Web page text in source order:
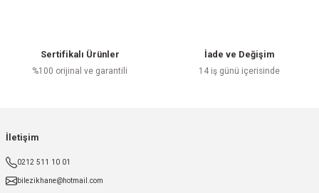
Sertifikalı Ürünler
%100 orijinal ve garantili
İade ve Değişim
14 iş günü içerisinde
İletişim
0212 511 10 01
bilezikhane@hotmail.com